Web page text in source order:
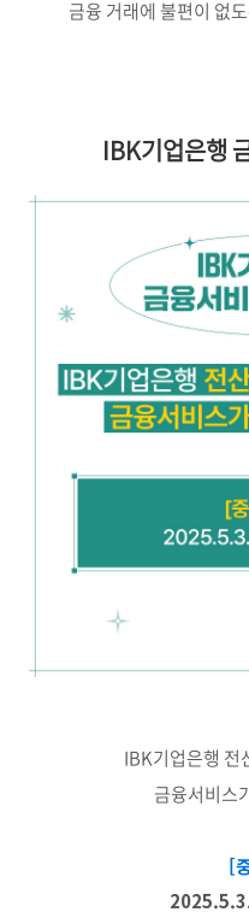
금융 거래에 불편이 없
IBK기업은행
IBK기업은행 전
금융서비스
[